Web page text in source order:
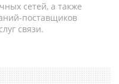
сетей, а также
поставщиков
связи.